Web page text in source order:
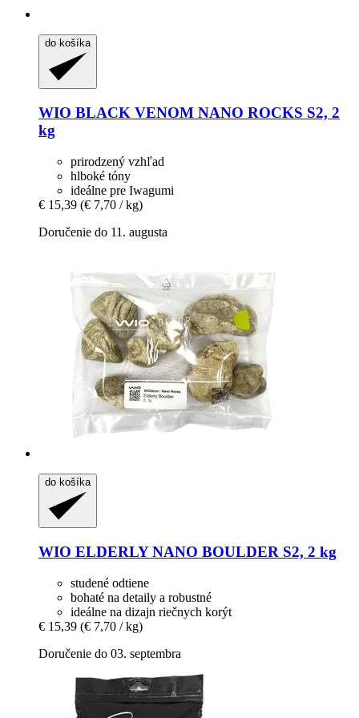
do košíka
WIO BLACK VENOM NANO ROCKS S2, 2
kg
prirodzený vzhľad
hlboké tóny
ideálne pre Iwagumi
€ 15,39 (€ 7,70 / kg)
Doručenie do 11. augusta
do košíka
WIO ELDERLY NANO BOULDER S2, 2 kg
studené odtiene
bohaté na detaily a robustné
ideálne na dizajn riečnych korýt
€ 15,39 (€ 7,70 / kg)
Doručenie do 03. septembra